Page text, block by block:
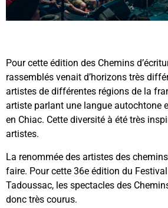
Pour cette édition des Chemins
rassemblés venait d’horizons très
artistes de différentes régions de la
artiste parlant une langue autochtone
en Chiac. Cette diversité à été très
artistes.
La renommée des artistes des chemins
faire. Pour cette 36e édition du
Tadoussac, les spectacles des
donc très courus.